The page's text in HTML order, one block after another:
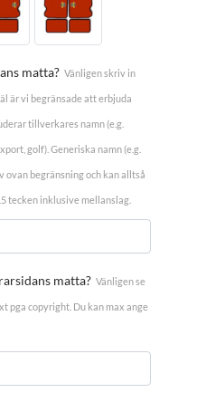
matta? Vänligen skriv in
är vi begränsade att erbjuda
tillverkares namn (e.g.
golf). Generiska namn (e.g.
ovan begränsning och kan alltså
tecken inklusive mellanslag.
matta? Vänligen se
pga copyright. Du kan max ange